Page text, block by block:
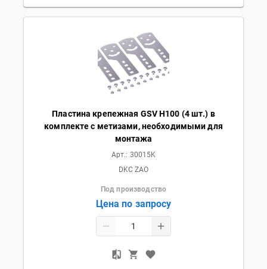
Пластина крепежная GSV H100 (4 шт.) в
комплекте с метизами, необходимыми для
монтажа
Арт.: 30015K
DKC ZAO
Под производство
Цена по запросу